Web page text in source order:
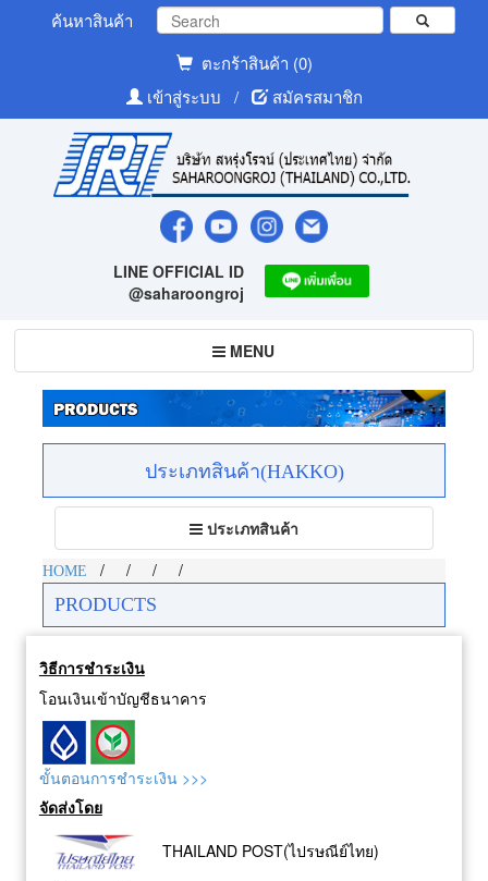
ค้นหาสินค้า
ตะกร้าสินค้า (0)
เข้าสู่ระบบ
/ สมัครสมาชิก
LINE OFFICIAL ID
@saharoongroj
Toggle
navigation
MENU
ประเภทสินค้า(HAKKO)
Toggle
navigation
ประเภทสินค้า
HOME / / /
/
PRODUCTS
วิธีการชำระเงิน
โอนเงินเข้าบัญชีธนาคาร
ขั้นตอนการชำระเงิน >>>
จัดส่งโดย
THAILAND POST(ไปรษณีย์ไทย)